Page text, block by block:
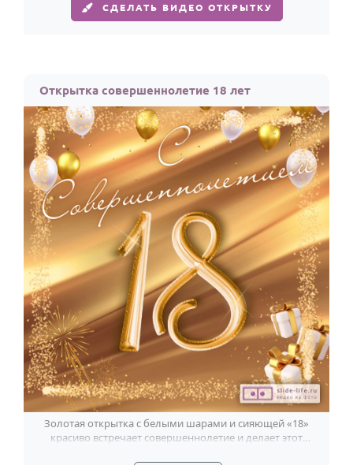
СДЕЛАТЬ ВИДЕО ОТКРЫТКУ
Открытка совершеннолетие 18 лет
Золотая открытка с белыми шарами и сияющей «18»
красиво встречает совершеннолетие и делает этот